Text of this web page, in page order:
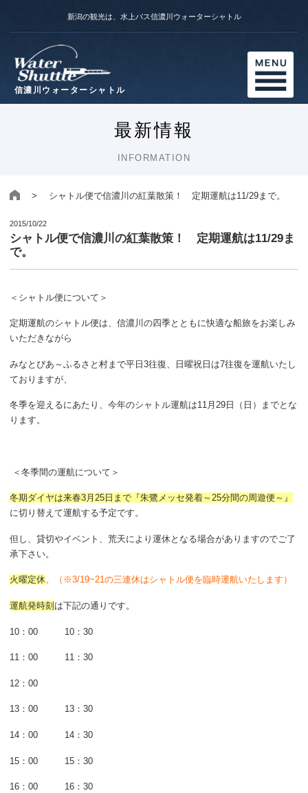
新潟の観光は、水上バス信濃川ウォーターシャトル
信濃川ウォーターシャトル
最新情報
INFORMATION
> シャトル便で信濃川の紅葉散策！ 定期運航は11/29まで。
2015/10/22
シャトル便で信濃川の紅葉散策！ 定期運航は11/29ま
で。
＜シャトル便について＞
定期運航のシャトル便は、信濃川の四季とともに快適な船旅をお楽しみ
いただきながら
みなとぴあ～ふるさと村まで平日3往復、日曜祝日は7往復を運航いたし
ておりますが、
冬季を迎えるにあたり、今年のシャトル運航は11月29日（日）までとな
ります。
＜冬季間の運航について＞
冬期ダイヤは来春3月25日まで『朱鷺メッセ発着～25分間の周遊便～』
に切り替えて運航する予定です。
但し、貸切やイベント、荒天により運休となる場合がありますのでご了
承下さい。
火曜定休。（※3/19~21の三連休はシャトル便を臨時運航いたします）
運航発時刻 は下記の通りです。
10：00 10：30
11：00 11：30
12：00
13：00 13：30
14：00 14：30
15：00 15：30
16：00 16：30